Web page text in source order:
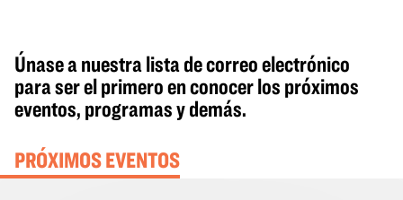
Únase a nuestra lista de correo electrónico
para ser el primero en conocer los próximos
eventos, programas y demás.
PRÓXIMOS EVENTOS